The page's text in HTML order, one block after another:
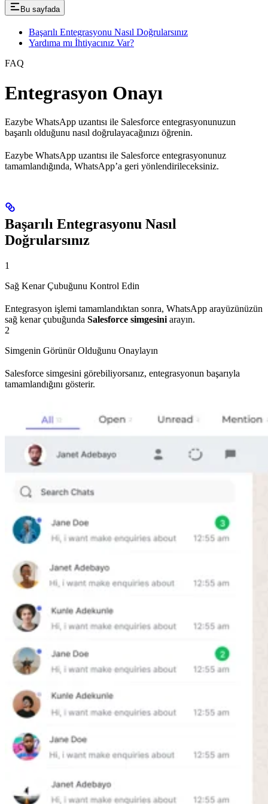
Bu sayfada
Başarılı Entegrasyonu Nasıl Doğrularsınız
Yardıma mı İhtiyacınız Var?
FAQ
Entegrasyon Onayı
Eazybe WhatsApp uzantısı ile Salesforce entegrasyonunuzun
başarılı olduğunu nasıl doğrulayacağınızı öğrenin.
Eazybe WhatsApp uzantısı ile Salesforce entegrasyonunuz
tamamlandığında, WhatsApp’a geri yönlendirileceksiniz.
Başarılı Entegrasyonu Nasıl
Doğrularsınız
1
Sağ Kenar Çubuğunu Kontrol Edin
Entegrasyon işlemi tamamlandıktan sonra, WhatsApp arayüzünüzün
sağ kenar çubuğunda Salesforce simgesini arayın.
2
Simgenin Görünür Olduğunu Onaylayın
Salesforce simgesini görebiliyorsanız, entegrasyonun başarıyla
tamamlandığını gösterir.